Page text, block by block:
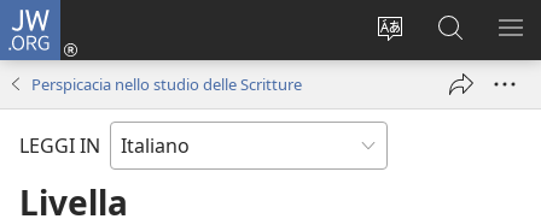
JW.ORG
Modificare
Accedi
(apre
finestra)
Cerca
in
JW.ORG
Perspicacia nello studio delle Scritture
LEGGI IN
Livella